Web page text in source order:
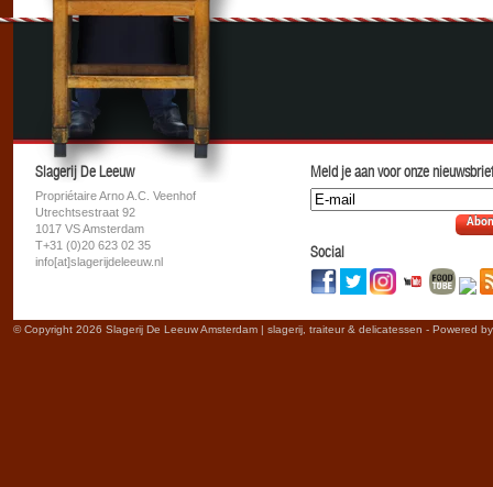
Slagerij De Leeuw
Propriétaire Arno A.C. Veenhof
Utrechtsestraat 92
1017 VS Amsterdam
T+31 (0)20 623 02 35
info[at]slagerijdeleeuw.nl
Meld je aan voor onze
Social
© Copyright 2026 Slagerij De Leeuw Amsterdam | slagerij, traiteur & delicatessen - Powered